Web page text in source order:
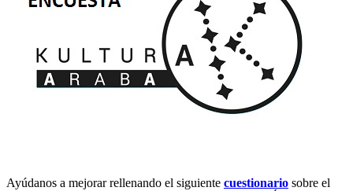
Ayúdanos a mejorar rellenando el siguiente cuestionario sobre el